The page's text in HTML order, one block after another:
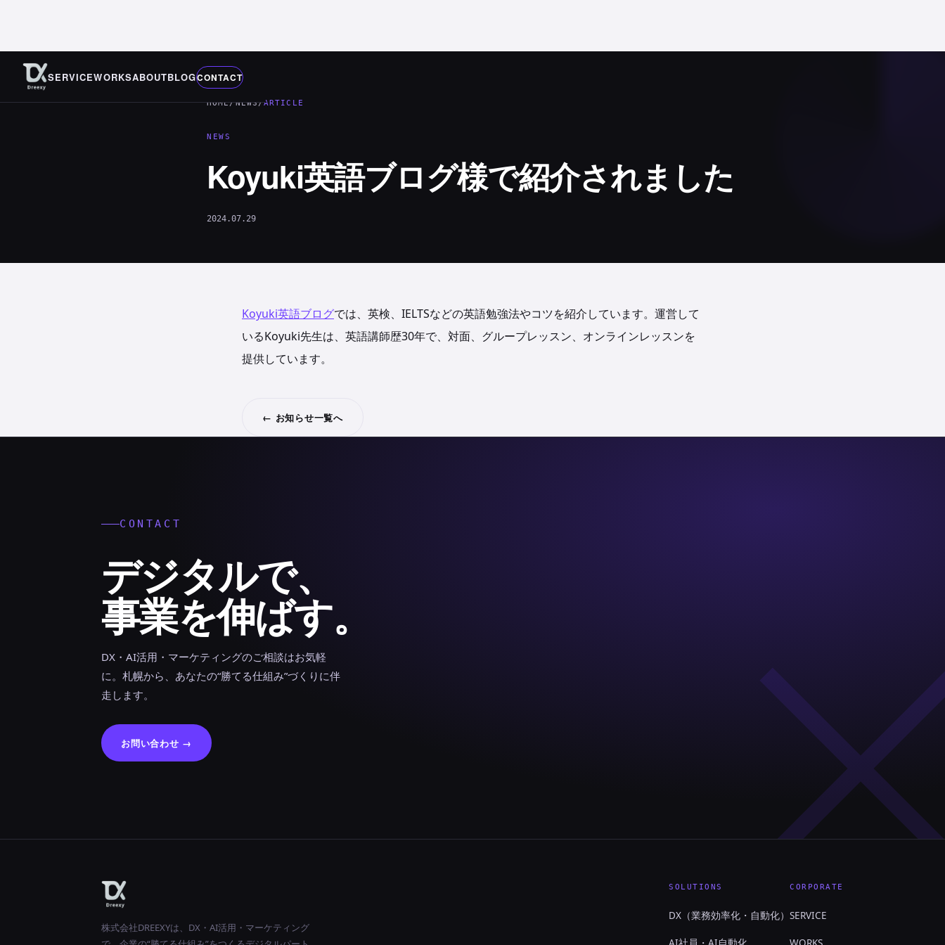
SERVICEWORKSABOUTBLOGCONTACT
HOME/NEWS/ARTICLE
NEWS
Koyuki英語ブログ様で紹介されました
2024.07.29
Koyuki英語ブログでは、英検、IELTSなどの英語勉強法やコツを紹介しています。運営して
いるKoyuki先生は、英語講師歴30年で、対面、グループレッスン、オンラインレッスンを
提供しています。
← お知らせ一覧へ
CONTACT
デジタルで、
事業を伸ばす。
DX・AI活用・マーケティングのご相談はお気軽
に。札幌から、あなたの“勝てる仕組み”づくりに伴
走します。
お問い合わせ →
株式会社DREEXYは、DX・AI活用・マーケティング
SOLUTIONS
DX（業務効率化・自動化）
CORPORATE
SERVICE